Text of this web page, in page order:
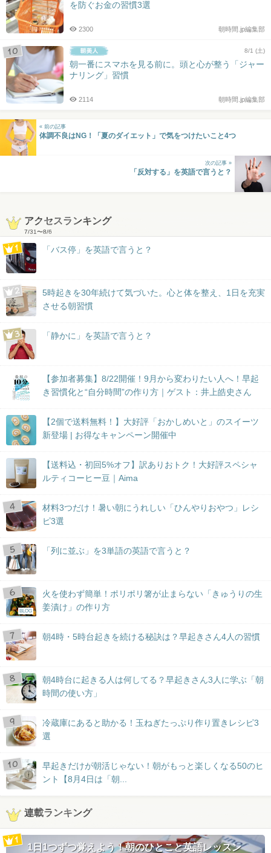
を防ぐお金の習慣3選
朝時間.jp編集部
2300
8/1 (土)
朝一番にスマホを見る前に。頭と心が整う「ジャー
ナリング」習慣
朝時間.jp編集部
2114
« 前の記事
体調不良はNG！「夏のダイエット」で気をつけたいこと4つ
次の記事 »
「反対する」を英語で言うと？
アクセスランキング
7/31〜8/6
「バス停」を英語で言うと？
5時起きを30年続けて気づいた。心と体を整え、1日を充実
させる朝習慣
「静かに」を英語で言うと？
【参加者募集】8/22開催！9月から変わりたい人へ！早起
き習慣化と“自分時間”の作り方｜ゲスト：井上皓史さん
【2個で送料無料！】大好評「おかしめいと」のスイーツ
新登場 | お得なキャンペーン開催中
【送料込・初回5%オフ】訳ありおトク！大好評スペシャ
ルティコーヒー豆｜Aima
材料3つだけ！暑い朝にうれしい「ひんやりおやつ」レシ
ピ3選
「列に並ぶ」を3単語の英語で言うと？
BLOG
火を使わず簡単！ポリポリ箸が止まらない「きゅうりの生
姜漬け」の作り方
朝4時・5時台起きを続ける秘訣は？早起きさん4人の習慣
朝4時台に起きる人は何してる？早起きさん3人に学ぶ「朝
時間の使い方」
冷蔵庫にあると助かる！玉ねぎたっぷり作り置きレシピ3
選
早起きだけが朝活じゃない！朝がもっと楽しくなる50のヒ
ント【8月4日は「朝...
連載ランキング
1日1つずつ覚えよう！朝のひとこと英語レッスン